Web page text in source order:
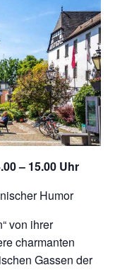
– 15.00 Uhr
Humor
von ihrer
charmanten
Gassen der